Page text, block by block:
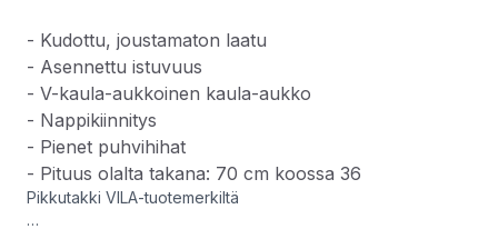
- Kudottu, joustamaton laatu
- Asennettu istuvuus
- V-kaula-aukkoinen kaula-aukko
- Nappikiinnitys
- Pienet puhvihihat
- Pituus olalta takana: 70 cm koossa 36
Pikkutakki VILA-tuotemerkiltä